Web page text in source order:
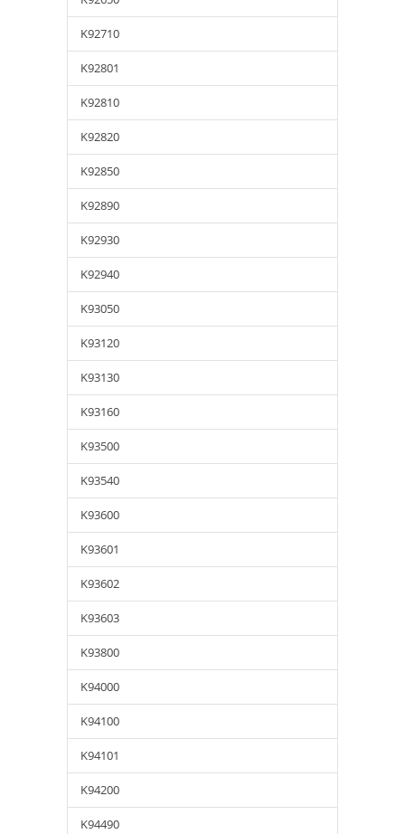
K92710
K92801
K92810
K92820
K92850
K92890
K92930
K92940
K93050
K93120
K93130
K93160
K93500
K93540
K93600
K93601
K93602
K93603
K93800
K94000
K94100
K94101
K94200
K94490